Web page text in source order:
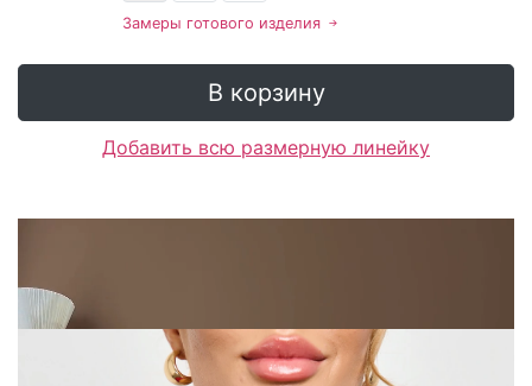
Замеры готового изделия
В корзину
Добавить всю размерную линейку